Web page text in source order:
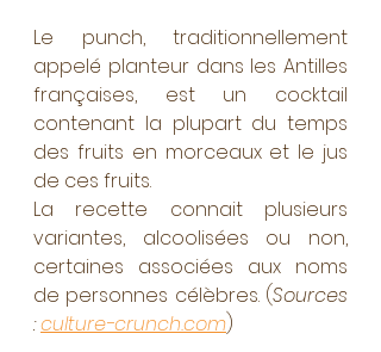
Le punch, traditionnellement
appelé planteur dans les Antilles
françaises, est un cocktail
contenant la plupart du temps
des fruits en morceaux et le jus
de ces fruits.
La recette connait plusieurs
variantes, alcoolisées ou non,
certaines associées aux noms
de personnes célèbres. (Sources
: culture-crunch.com)